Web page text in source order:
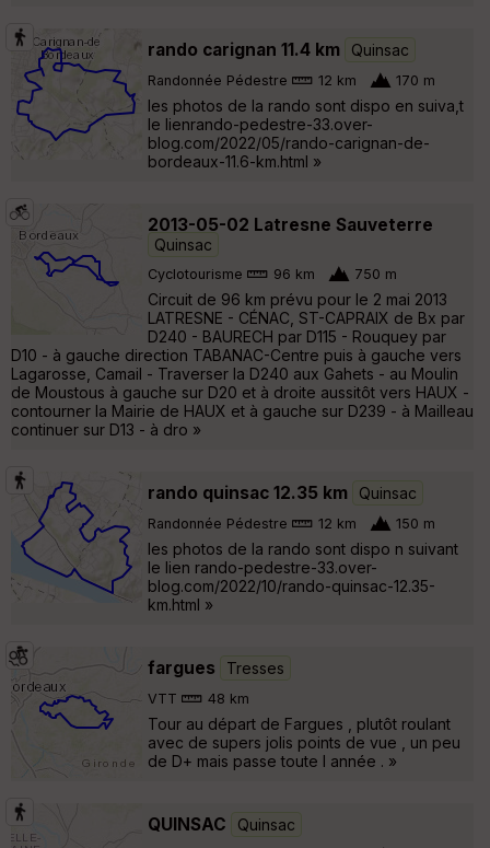
rando carignan 11.4 km Quinsac
Randonnée Pédestre 12 km 170 m
les photos de la rando sont dispo en suiva,t
le lienrando-pedestre-33.over-
blog.com/2022/05/rando-carignan-de-
bordeaux-11.6-km.html »
2013-05-02 Latresne Sauveterre
Quinsac
Cyclotourisme 96 km 750 m
Circuit de 96 km prévu pour le 2 mai 2013
LATRESNE - CÉNAC, ST-CAPRAIX de Bx par
D240 - BAURECH par D115 - Rouquey par
D10 - à gauche direction TABANAC-Centre puis à gauche vers
Lagarosse, Camail - Traverser la D240 aux Gahets - au Moulin
de Moustous à gauche sur D20 et à droite aussitôt vers HAUX -
contourner la Mairie de HAUX et à gauche sur D239 - à Mailleau
continuer sur D13 - à dro »
rando quinsac 12.35 km Quinsac
Randonnée Pédestre 12 km 150 m
les photos de la rando sont dispo n suivant
le lien rando-pedestre-33.over-
blog.com/2022/10/rando-quinsac-12.35-
km.html »
fargues Tresses
VTT 48 km
Tour au départ de Fargues , plutôt roulant
avec de supers jolis points de vue , un peu
de D+ mais passe toute l année . »
QUINSAC Quinsac